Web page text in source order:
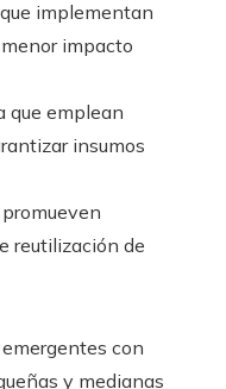
implementan
impacto
que emplean
insumos
reutilización de
con
y medianas